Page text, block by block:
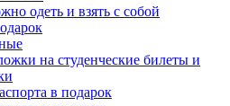
одеть и взять с собой
на студенческие билеты и
в подарок